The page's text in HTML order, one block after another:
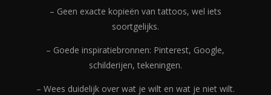
– Geen exacte kopieën van tattoos, wel iets
soortgelijks.
– Goede inspiratiebronnen: Pinterest, Google,
schilderijen, tekeningen.
– Wees duidelijk over wat je wilt en wat je niet wilt.